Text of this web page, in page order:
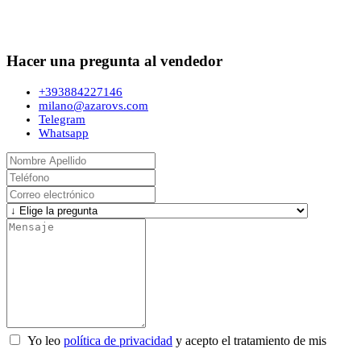
Hacer una pregunta al vendedor
+393884227146
milano@azarovs.com
Telegram
Whatsapp
Yo leo política de privacidad y acepto el tratamiento de mis